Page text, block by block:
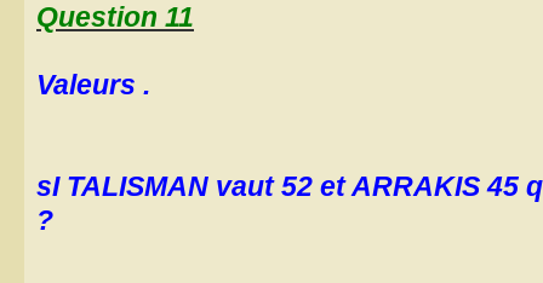
Question 11
Valeurs .
sI TALISMAN vaut 52 et ARRAKIS 45
?